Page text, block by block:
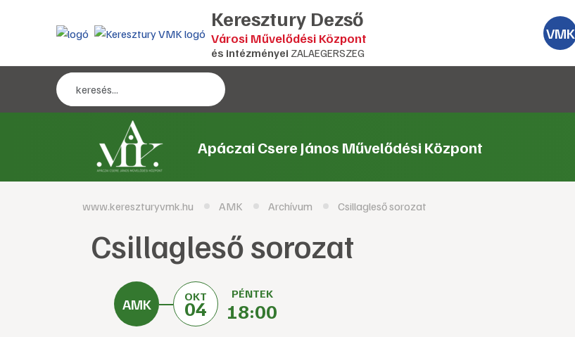
Keresztury Dezső
Városi Művelődési Központ
és intézményei ZALAEGERSZEG
VMK
Apáczai Csere János Művelődési Központ
www.kereszturyvmk.hu AMK Archívum Csillagleső sorozat
Csillagleső sorozat
OKT
04
PÉNTEK
18:00